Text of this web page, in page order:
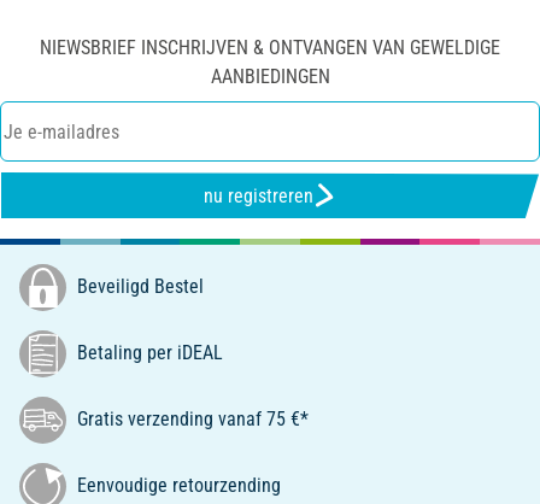
NIEWSBRIEF INSCHRIJVEN & ONTVANGEN VAN GEWELDIGE
AANBIEDINGEN
nu registreren
Beveiligd Bestel
Betaling per iDEAL
Gratis verzending vanaf 75 €*
Eenvoudige retourzending